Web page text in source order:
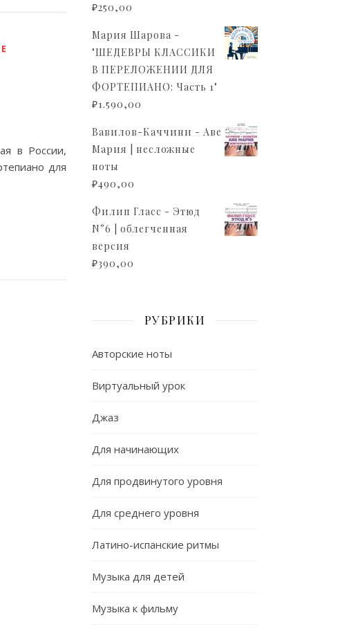
в России,
для
₽250,00
Мария Шарова -
"ШЕДЕВРЫ КЛАССИКИ
В ПЕРЕЛОЖЕНИИ ДЛЯ
ФОРТЕПИАНО: Часть 1"
₽1.590,00
Вавилов-Каччини - Аве
Мария | несложные
ноты
₽490,00
Филип Гласс - Этюд
N°6 | облегченная
версия
₽390,00
РУБРИКИ
Авторские ноты
Виртуальный урок
Джаз
Для начинающих
Для продвинутого уровня
Для среднего уровня
Латино-испанские ритмы
Музыка для детей
Музыка к фильму